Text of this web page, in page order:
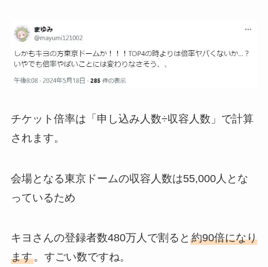
チケット倍率は「申し込み人数÷収容人数」で計算
されます。
会場となる東京ドームの収容人数は55,000人とな
っているため
キヨさんの登録者数480万人で割ると 約90倍になり
ます。すごい数ですね。